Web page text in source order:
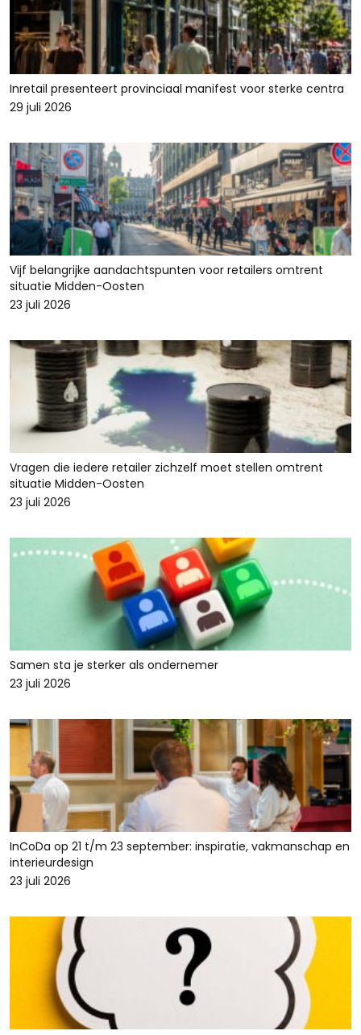
Inretail presenteert provinciaal manifest voor sterke centra
29 juli 2026
Vijf belangrijke aandachtspunten voor retailers omtrent
situatie Midden-Oosten
23 juli 2026
Vragen die iedere retailer zichzelf moet stellen omtrent
situatie Midden-Oosten
23 juli 2026
Samen sta je sterker als ondernemer
23 juli 2026
InCoDa op 21 t/m 23 september: inspiratie, vakmanschap en
interieurdesign
23 juli 2026